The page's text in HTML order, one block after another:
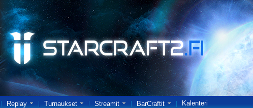
Replay Turnaukset Streamit BarCraftit Kalenteri